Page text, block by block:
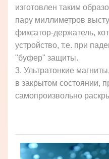
изготовлен таким
пару миллиметров
фиксатор-держатель,
устройство, т.е. при
"буфер" защиты.
3. Ультратонкие
в закрытом состоянии,
самопроизвольно